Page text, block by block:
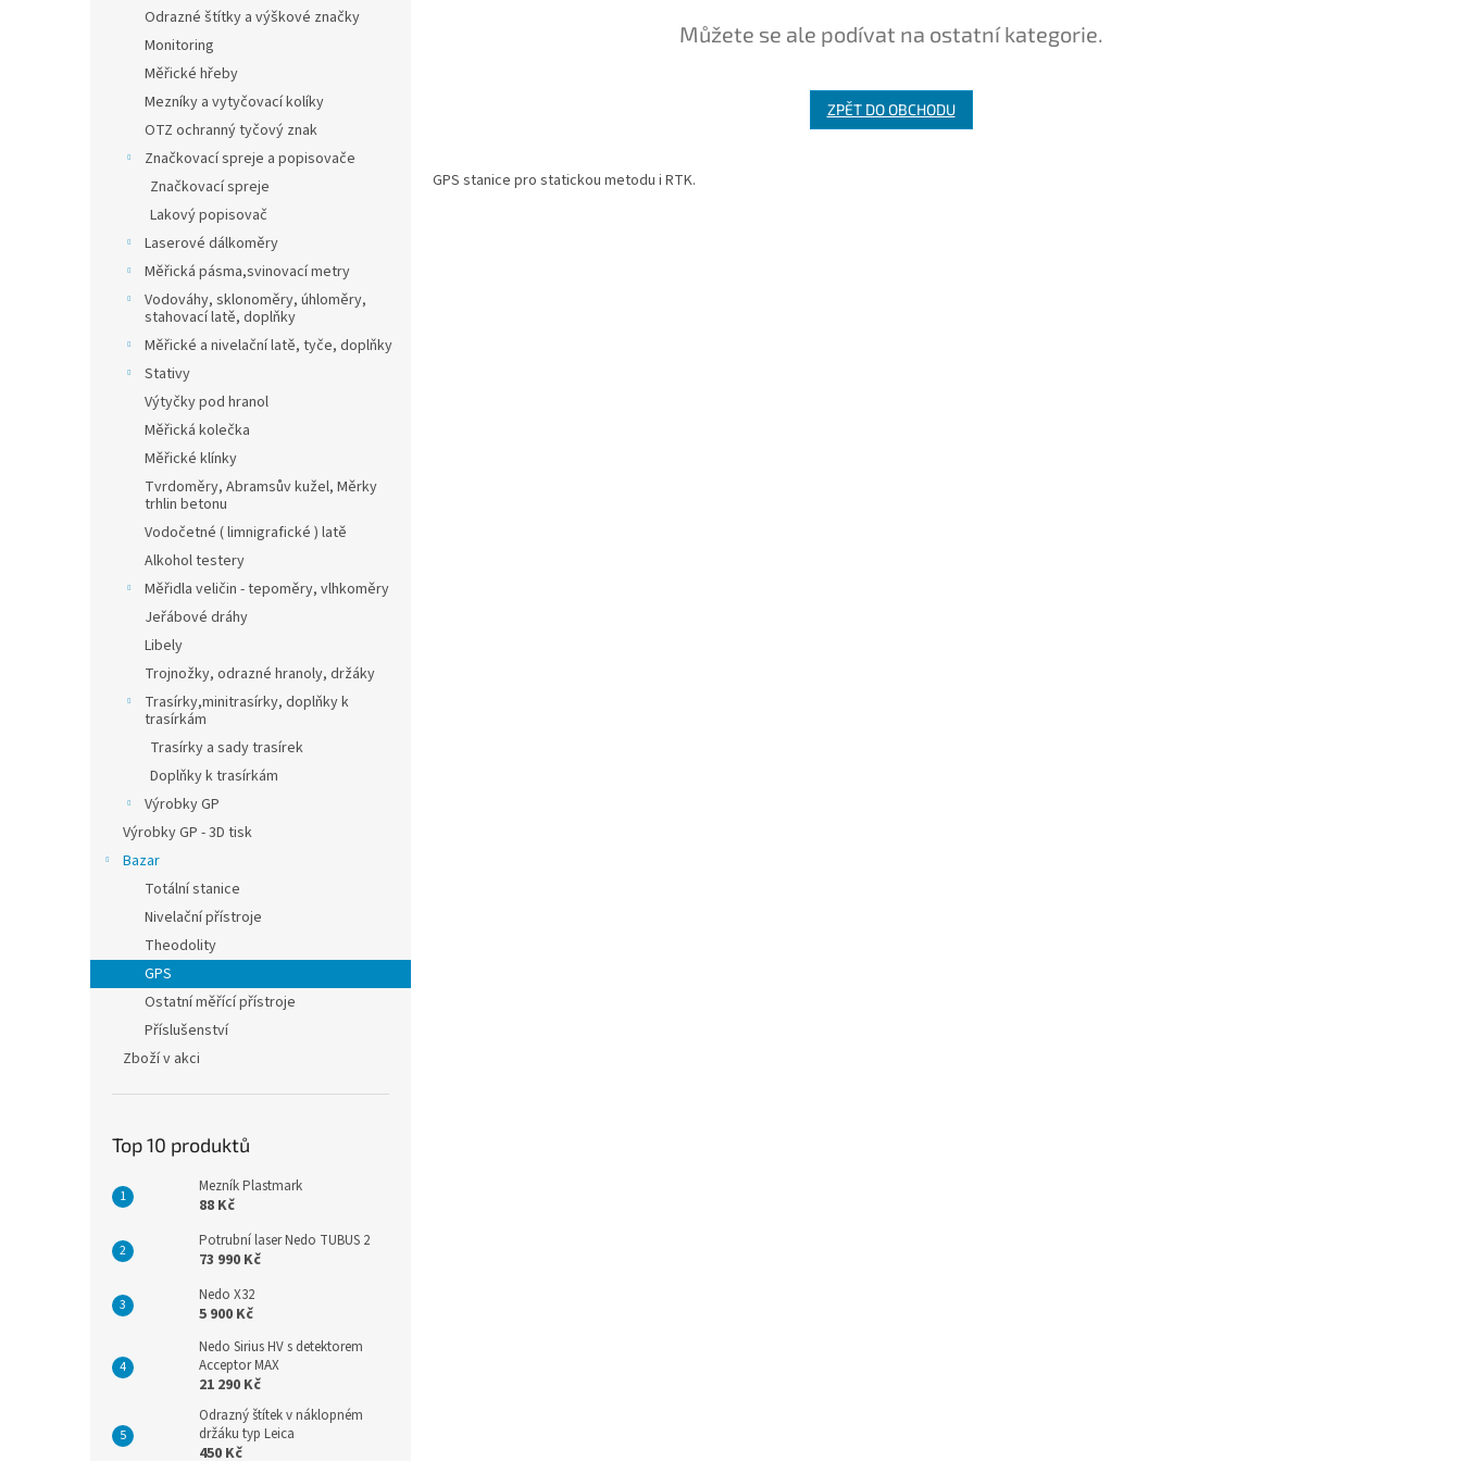
Odrazné štítky a výškové značky
Monitoring
Měřické hřeby
Mezníky a vytyčovací kolíky
OTZ ochranný tyčový znak
Značkovací spreje a popisovače
Značkovací spreje
Lakový popisovač
Laserové dálkoměry
Měřická pásma,svinovací metry
Vodováhy, sklonoměry, úhloměry,
stahovací latě, doplňky
Měřické a nivelační latě, tyče, doplňky
Stativy
Výtyčky pod hranol
Měřická kolečka
Měřické klínky
Tvrdoměry, Abramsův kužel, Měrky
trhlin betonu
Vodočetné ( limnigrafické ) latě
Alkohol testery
Měřidla veličin - tepoměry, vlhkoměry
Jeřábové dráhy
Libely
Trojnožky, odrazné hranoly, držáky
Trasírky,minitrasírky, doplňky k
trasírkám
Trasírky a sady trasírek
Doplňky k trasírkám
Výrobky GP
Výrobky GP - 3D tisk
Bazar
Totální stanice
Nivelační přístroje
Theodolity
GPS
Ostatní měřící přístroje
Příslušenství
Zboží v akci
Top 10 produktů
Mezník Plastmark
88 Kč
Potrubní laser Nedo TUBUS 2
73 990 Kč
Nedo X32
5 900 Kč
Nedo Sirius HV s detektorem
Acceptor MAX
21 290 Kč
Odrazný štítek v náklopném
držáku typ Leica
450 Kč
Můžete se ale podívat na ostatní kategorie.
ZPĚT DO OBCHODU
GPS stanice pro statickou metodu i RTK.